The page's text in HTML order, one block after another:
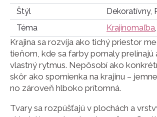
Štýl
Dekoratívny,
Téma
Krajinomaľba
Krajina sa rozvíja ako tichý priestor
tieňom, kde sa farby pomaly prelínajú
vlastný rytmus. Nepôsobí ako
skôr ako spomienka na krajinu –
no zároveň hlboko prítomná.
Tvary sa rozpúšťajú v plochách a